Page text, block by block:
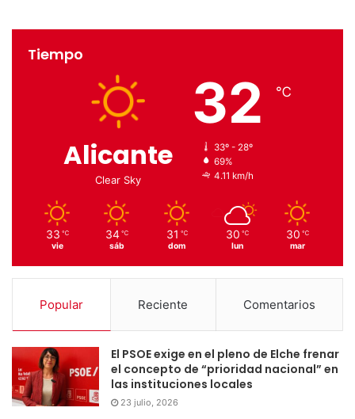
c
Tiempo
Alicante
Clear Sky
32 ℃
33º - 28º
69%
4.11 km/h
33 ℃
vie
34 ℃
sáb
31 ℃
dom
30 ℃
lun
30 ℃
mar
Popular Reciente Comentarios
El PSOE exige en el pleno de Elche frenar
el concepto de “prioridad nacional” en
las instituciones locales
23 julio, 2026